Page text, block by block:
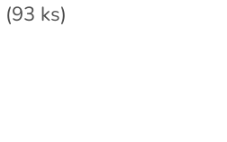
(93 ks)